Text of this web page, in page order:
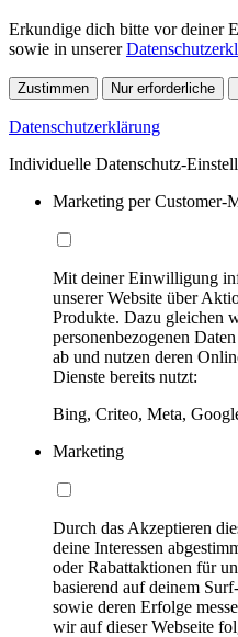
Erkundige dich bitte vor deiner
sowie in unserer
Zustimmen Nur erforderliche
Datenschutzerklärung
Individuelle Datenschutz-
Marketing per Customer-
Mit deiner Einwilligung
unserer Website über
Produkte. Dazu gleichen
personenbezogenen
ab und nutzen deren
Dienste bereits nutzt:
Bing, Criteo, Meta,
Marketing
Durch das Akzeptieren
deine Interessen
oder Rabattaktionen für
basierend auf deinem
sowie deren Erfolge
wir auf dieser Webseite